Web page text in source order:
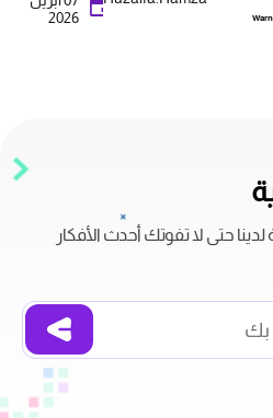
2026
حتى لا تفوتك أحدث الأفكار